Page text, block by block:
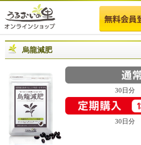
烏龍減肥
30日分
30日分